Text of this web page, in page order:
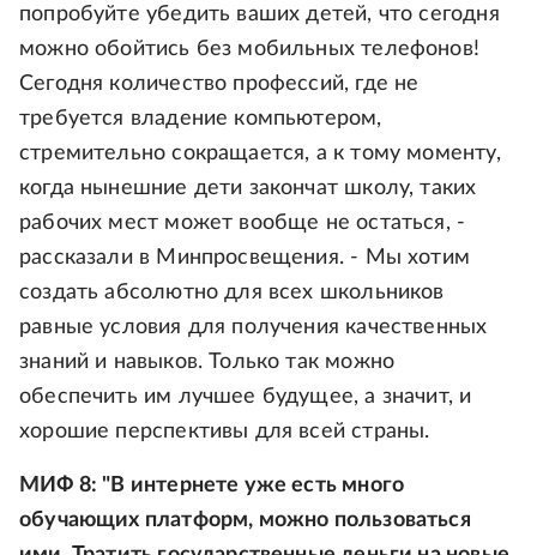
попробуйте убедить ваших детей, что сегодня
можно обойтись без мобильных телефонов!
Сегодня количество профессий, где не
требуется владение компьютером,
стремительно сокращается, а к тому моменту,
когда нынешние дети закончат школу, таких
рабочих мест может вообще не остаться, -
рассказали в Минпросвещения. - Мы хотим
создать абсолютно для всех школьников
равные условия для получения качественных
знаний и навыков. Только так можно
обеспечить им лучшее будущее, а значит, и
хорошие перспективы для всей страны.
МИФ 8: "В интернете уже есть много
обучающих платформ, можно пользоваться